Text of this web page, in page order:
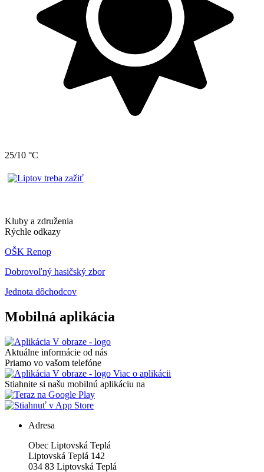
25/10 °C
Kluby a združenia
Rýchle odkazy
OŠK Renop
Dobrovoľný hasičský zbor
Jednota dôchodcov
Mobilná aplikácia
Aktuálne informácie od nás
Priamo vo vašom telefóne
Viac o aplikácii
Stiahnite si našu mobilnú aplikáciu na
Adresa
Obec Liptovská Teplá
Liptovská Teplá 142
034 83 Liptovská Teplá